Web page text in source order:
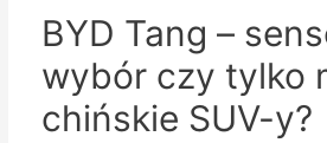
średniej,
realnie
miesza
BYD Tang –
wybór czy tylko
chińskie SUV-y?